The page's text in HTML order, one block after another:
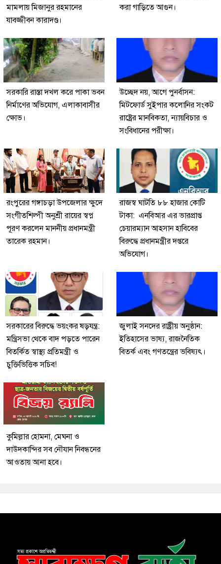
মামলায় মিজানুর রহমানের
যাবজ্জীবন কারাদণ্ড।
করা গাড়িতে আগুন।
সরকারি রাস্তা দখল করে পাকা ভবন
নির্মাণের অভিযোগ, এলাকাবাসীর
ক্ষোভ।
উচ্ছেদ নয়, আগে পুনর্বাসন:
মিটফোর্ড সুইপার কলোনির সংকট
রাষ্ট্রের মানবিকতা, ন্যায়বিচার ও
সংবিধানের পরীক্ষা।
রংপুরের গঙ্গাচড়া উপজেলার ক্ষুদে
সংগীতশিল্পী অনুশ্রী রায়ের স্বপ্ন
পূরণ করলেন মাননীয় প্রধানমন্ত্রী
তারেক রহমান।
রাজস্ব ঘাটতি ৮৮ হাজার কোটি
টাকা: এনবিআর এর ভারপ্রাপ্ত
চেয়ারম্যান আহসান হাবিবের
বিরুদ্ধে প্রধানমন্ত্রীর দপ্তরে
অভিযোগ।
সরকারের বিরুদ্ধে ভয়ংকর ষড়যন্ত্র:
মন্ত্রিসভা থেকে বাদ পড়তে পারেন
বিতর্কিত স্বাস্থ্য প্রতিমন্ত্রী ও
চুক্তিভিত্তিক সচিব!
জুলাই সনদের রাষ্ট্রীয় অনুষ্ঠান:
ইতিহাসের ভাষ্য, রাজনৈতিক
বিতর্ক এবং গণতন্ত্রের ভবিষ্যৎ।
কুমিল্লার হোমনা, মেঘনা ও
দাউদকান্দির সব নৌযান নিবন্ধনের
আওতায় আনা হবে।